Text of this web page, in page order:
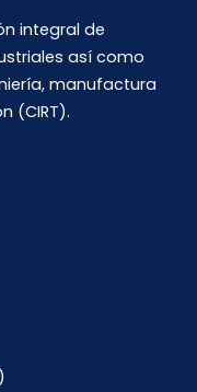
integral de
así como
manufactura
(CIRT).